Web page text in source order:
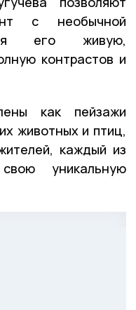
с необычной
его живую,
контрастов и
как пейзажи
животных и птиц,
каждый из
уникальную